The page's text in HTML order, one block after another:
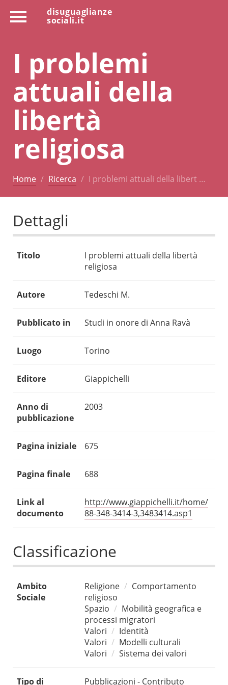
disuguaglianze
sociali.it
I problemi
attuali della
libertà
religiosa
Home Ricerca I problemi attuali della libert …
Dettagli
Titolo
I problemi attuali della libertà
religiosa
Autore Tedeschi M.
Pubblicato in Studi in onore di Anna Ravà
Luogo Torino
Editore Giappichelli
Anno di
pubblicazione
2003
Pagina iniziale 675
Pagina finale 688
Link al
documento
http://www.giappichelli.it/home/
88-348-3414-3,3483414.asp1
Classificazione
Ambito
Sociale
Religione
Comportamento
religioso
Spazio
Mobilità geografica e
processi migratori
Valori
Identità
Valori
Modelli culturali
Valori
Sistema dei valori
Tipo di Pubblicazioni - Contributo